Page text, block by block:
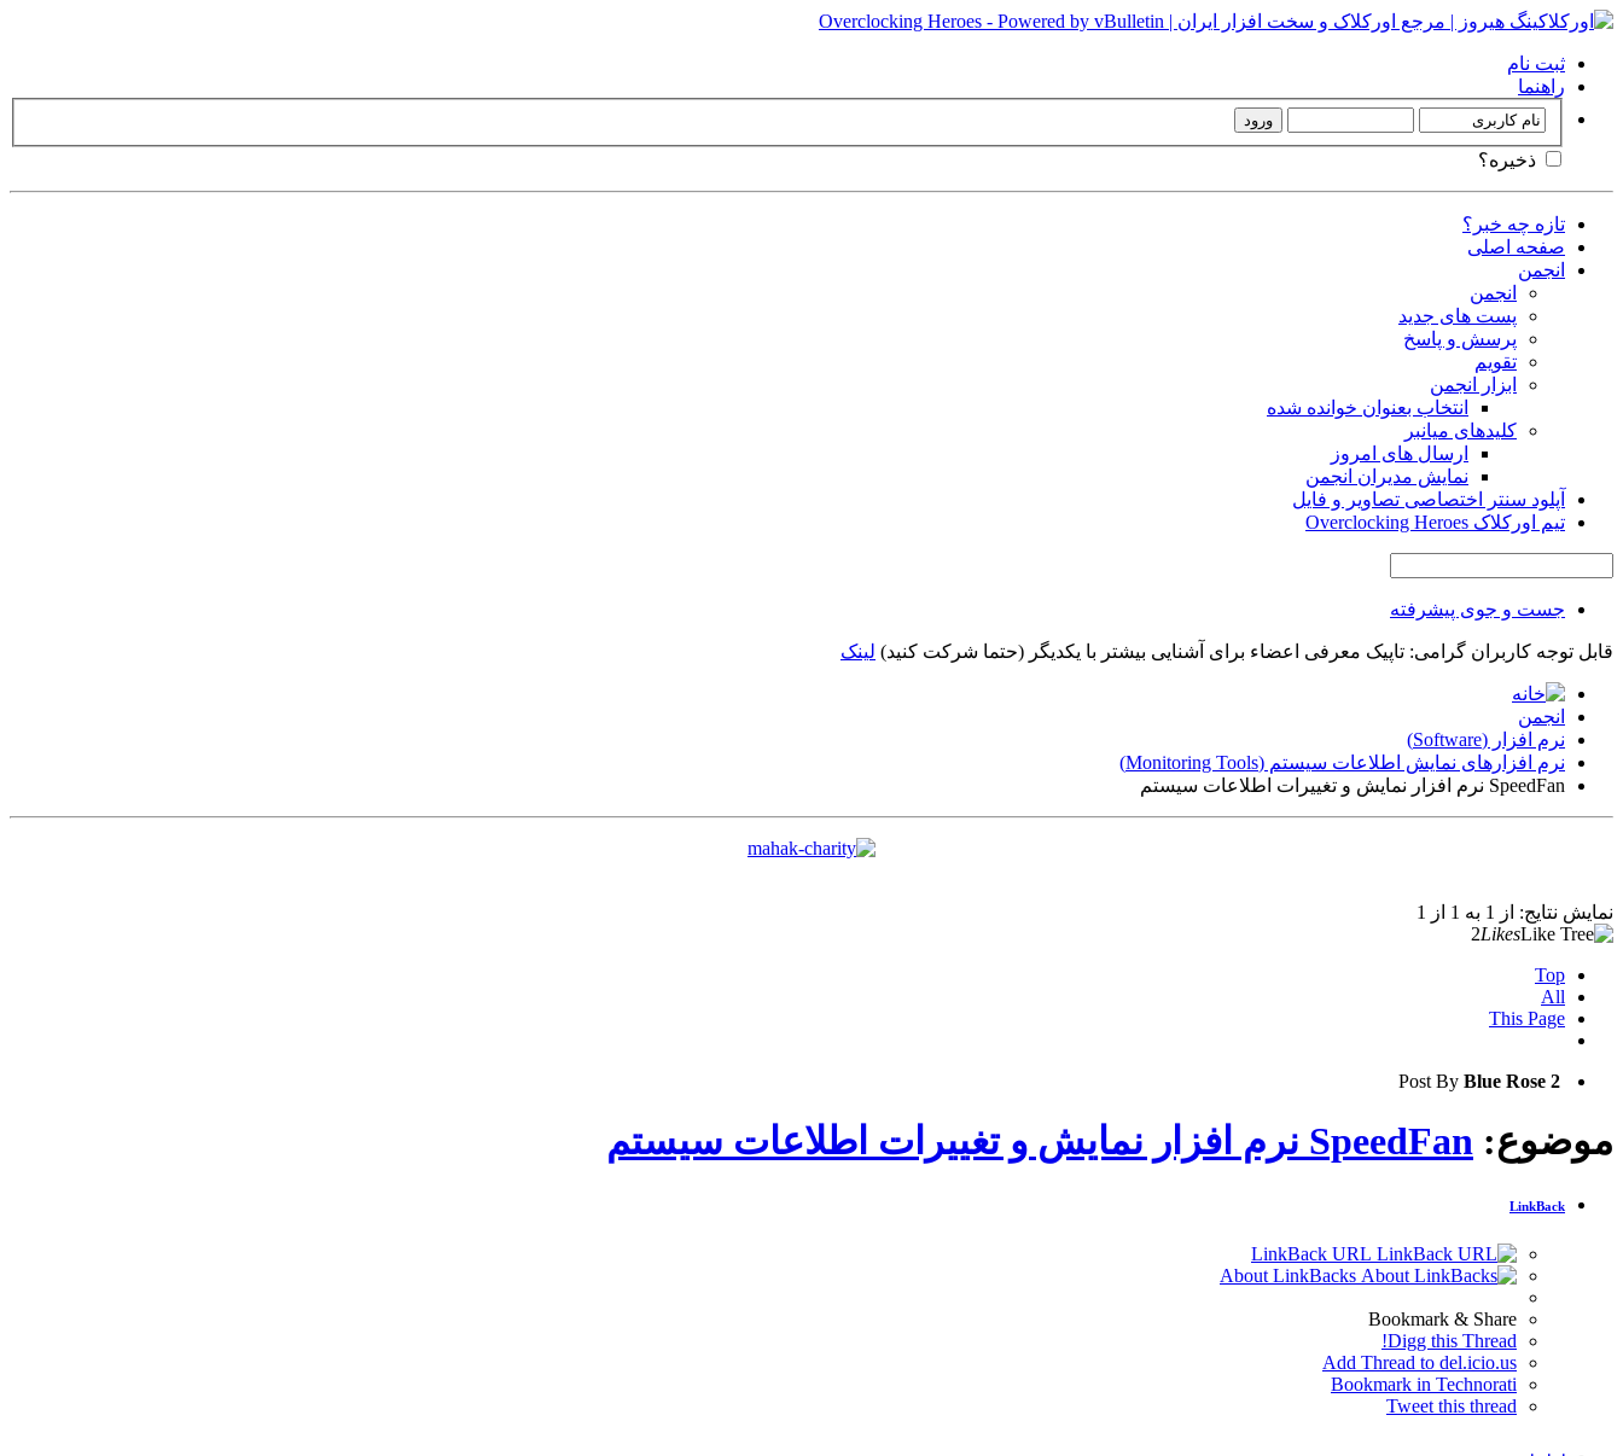
ثبت نام
راهنما
ذخیره؟
تازه چه خبر؟
صفحه اصلی
انجمن
انجمن
پست های جدید
پرسش و پاسخ
تقویم
ابزار انجمن
انتخاب بعنوان خوانده شده
کلیدهای میانبر
ارسال های امروز
نمایش مدیران انجمن
آپلود سنتر اختصاصی تصاویر و فایل
تیم اورکلاک Overclocking Heroes
جست و جوی پیشرفته
قابل توجه کاربران گرامی: تاپیک معرفی اعضاء برای آشنایی بیشتر با یکدیگر (حتما شرکت کنید) لینک
انجمن
نرم افزار (Software)
نرم افزارهای نمایش اطلاعات سیستم (Monitoring Tools)
SpeedFan نرم افزار نمایش و تغییرات اطلاعات سیستم
نمایش نتایج: از 1 به 1 از 1
2Likes
Top
All
This Page
2
Post By Blue Rose
موضوع: SpeedFan نرم افزار نمایش و تغییرات اطلاعات سیستم
LinkBack
Bookmark & Share
Digg this Thread!
Add Thread to del.icio.us
Bookmark in Technorati
Tweet this thread